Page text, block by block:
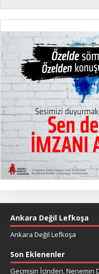
Ankara Değil Lefkoşa
Ankara Değil Lefkoşa
Son Eklenenler
Geçmişin İçinden, Nenemin